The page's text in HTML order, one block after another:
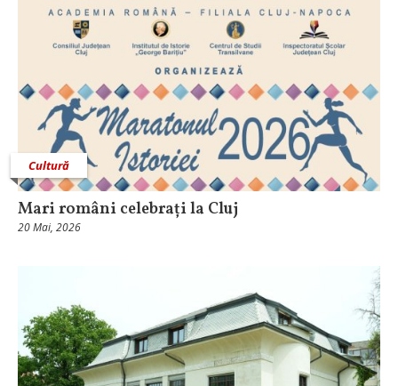
Cultură
Mari români celebrați la Cluj
20 Mai, 2026